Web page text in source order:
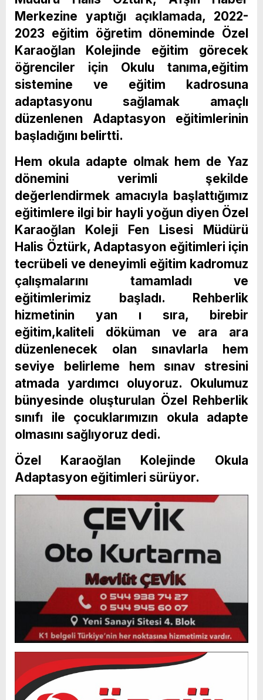
Merkezine yaptığı açıklamada, 2022-
2023 eğitim öğretim döneminde Özel
Karaoğlan Kolejinde eğitim görecek
öğrenciler için Okulu tanıma,eğitim
sistemine ve eğitim kadrosuna
adaptasyonu sağlamak amaçlı
düzenlenen Adaptasyon eğitimlerinin
başladığını belirtti.
Hem okula adapte olmak hem de Yaz
dönemini verimli şekilde
değerlendirmek amacıyla başlattığımız
eğitimlere ilgi bir hayli yoğun diyen Özel
Karaoğlan Koleji Fen Lisesi Müdürü
Halis Öztürk, Adaptasyon eğitimleri için
tecrübeli ve deneyimli eğitim kadromuz
çalışmalarını tamamladı ve
eğitimlerimiz başladı. Rehberlik
hizmetinin yan ı sıra, birebir
eğitim,kaliteli döküman ve ara ara
düzenlenecek olan sınavlarla hem
seviye belirleme hem sınav stresini
atmada yardımcı oluyoruz. Okulumuz
bünyesinde oluşturulan Özel Rehberlik
sınıfı ile çocuklarımızın okula adapte
olmasını sağlıyoruz dedi.
Özel Karaoğlan Kolejinde Okula
Adaptasyon eğitimleri sürüyor.